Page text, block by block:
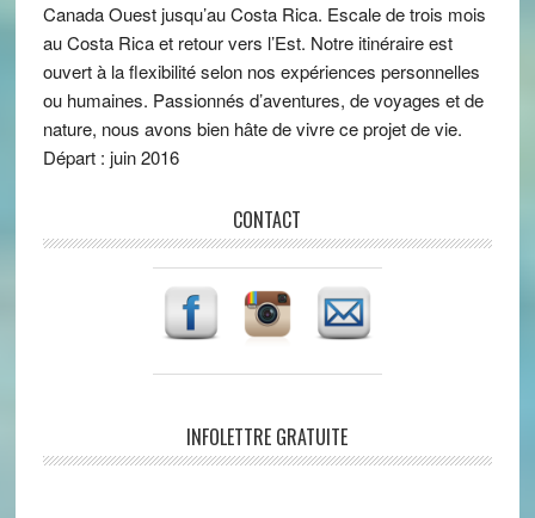
Canada Ouest jusqu’au Costa Rica. Escale de trois mois
au Costa Rica et retour vers l’Est. Notre itinéraire est
ouvert à la flexibilité selon nos expériences personnelles
ou humaines. Passionnés d’aventures, de voyages et de
nature, nous avons bien hâte de vivre ce projet de vie.
Départ : juin 2016
CONTACT
INFOLETTRE GRATUITE